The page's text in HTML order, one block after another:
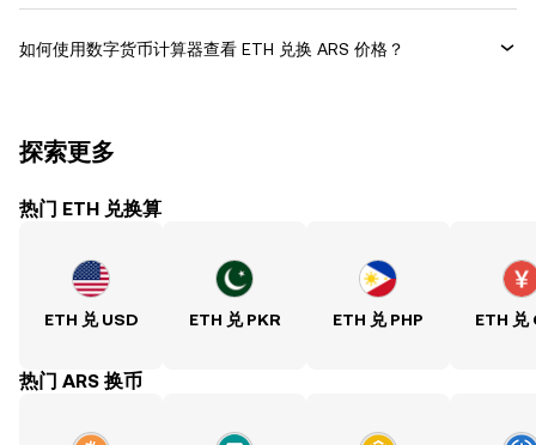
如何使用数字货币计算器查看 ETH 兑换 ARS 价格？
探索更多
热门 ETH 兑换算
ETH 兑 USD ETH 兑 PKR ETH 兑 PHP ETH 兑
热门 ARS 换币